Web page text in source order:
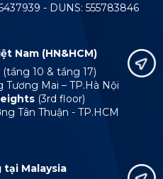
- DUNS: 555783846
Nam (HN&HCM)
(tầng 10 & tầng 17)
Tương Mai – TP.Hà Nội
(3rd floor)
Tân Thuận - TP.HCM
tại Malaysia